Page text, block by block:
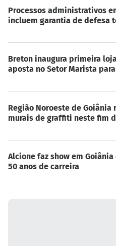
Processos administrativos
incluem garantia de defesa
Breton inaugura primeira
aposta no Setor Marista
Região Noroeste de Goiânia
murais de graffiti neste fim
Alcione faz show em
50 anos de carreira